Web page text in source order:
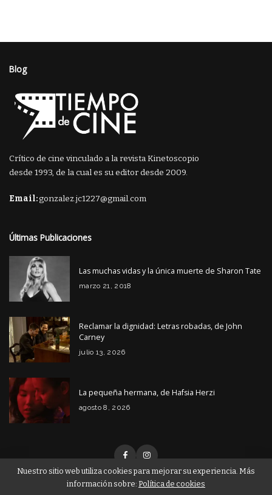
Blog
Crítico de cine vinculado a la revista Kinetoscopio
desde 1993, de la cual es su editor desde 2009.
Email:gonzalez.jc1227@gmail.com
Últimas Publicaciones
Las muchas vidas y la única muerte de Sharon Tate
marzo 21, 2018
Reclamar la dignidad: Letras robadas, de John
Carney
julio 13, 2026
La pequeña hermana, de Hafsia Herzi
agosto 8, 2026
Nuestro sitio web utiliza cookies para mejorar su experiencia. Más
información sobre: Política de cookies